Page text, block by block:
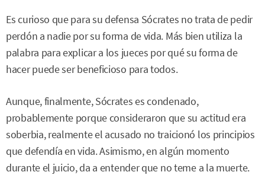
Es curioso que para su defensa Sócrates no trata de pedir
perdón a nadie por su forma de vida. Más bien utiliza la
palabra para explicar a los jueces por qué su forma de
hacer puede ser beneficioso para todos.
Aunque, finalmente, Sócrates es condenado,
probablemente porque consideraron que su actitud era
soberbia, realmente el acusado no traicionó los principios
que defendía en vida. Asimismo, en algún momento
durante el juicio, da a entender que no teme a la muerte.